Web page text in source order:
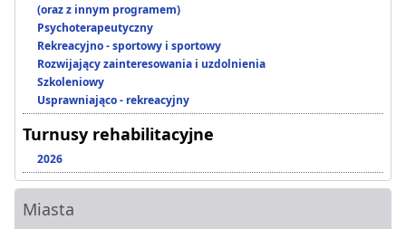
(oraz z innym programem)
Psychoterapeutyczny
Rekreacyjno - sportowy i sportowy
Rozwijający zainteresowania i uzdolnienia
Szkoleniowy
Usprawniająco - rekreacyjny
Turnusy rehabilitacyjne
2026
Miasta